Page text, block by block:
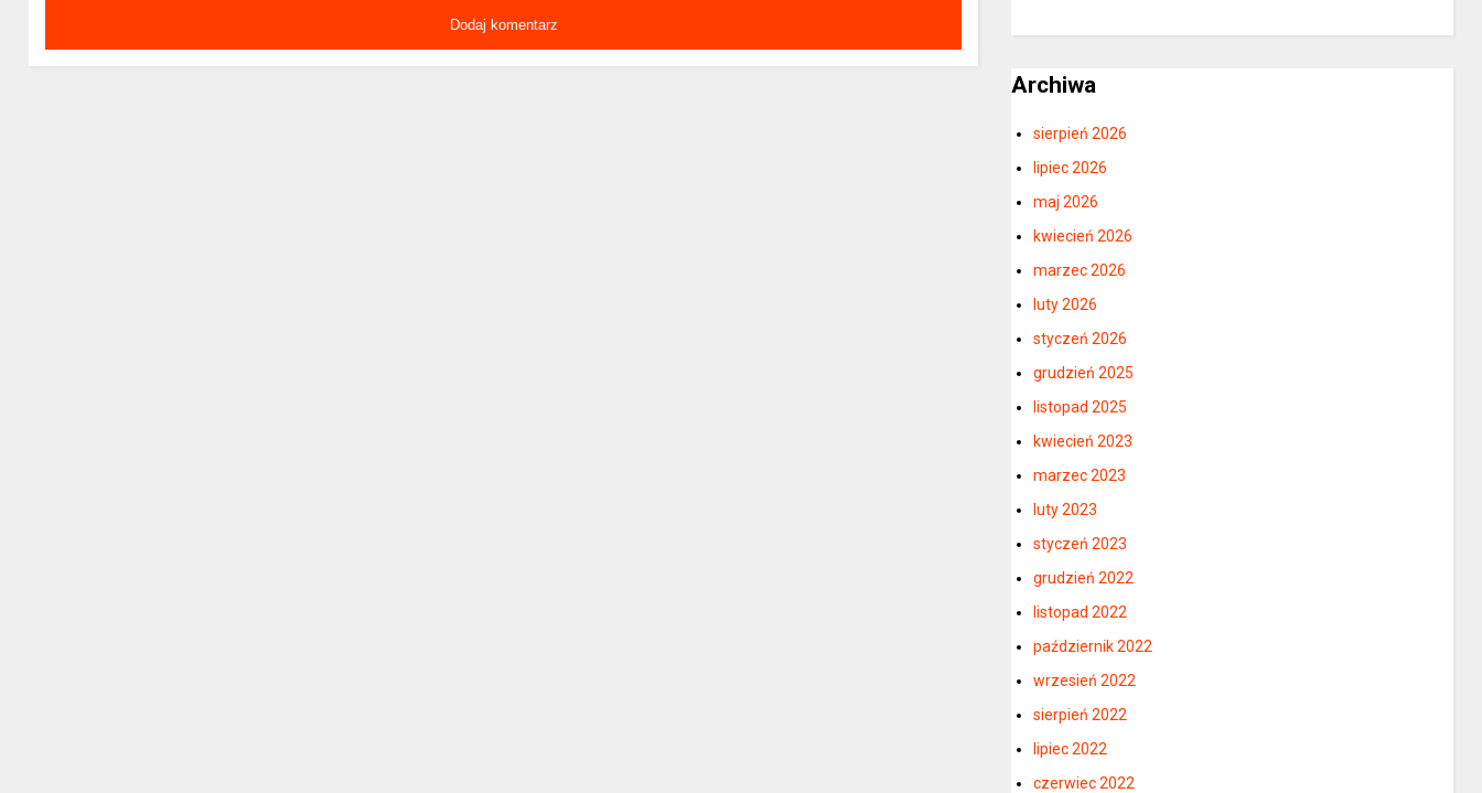
Archiwa
sierpień 2026
lipiec 2026
maj 2026
kwiecień 2026
marzec 2026
luty 2026
styczeń 2026
grudzień 2025
listopad 2025
kwiecień 2023
marzec 2023
luty 2023
styczeń 2023
grudzień 2022
listopad 2022
październik 2022
wrzesień 2022
sierpień 2022
lipiec 2022
czerwiec 2022